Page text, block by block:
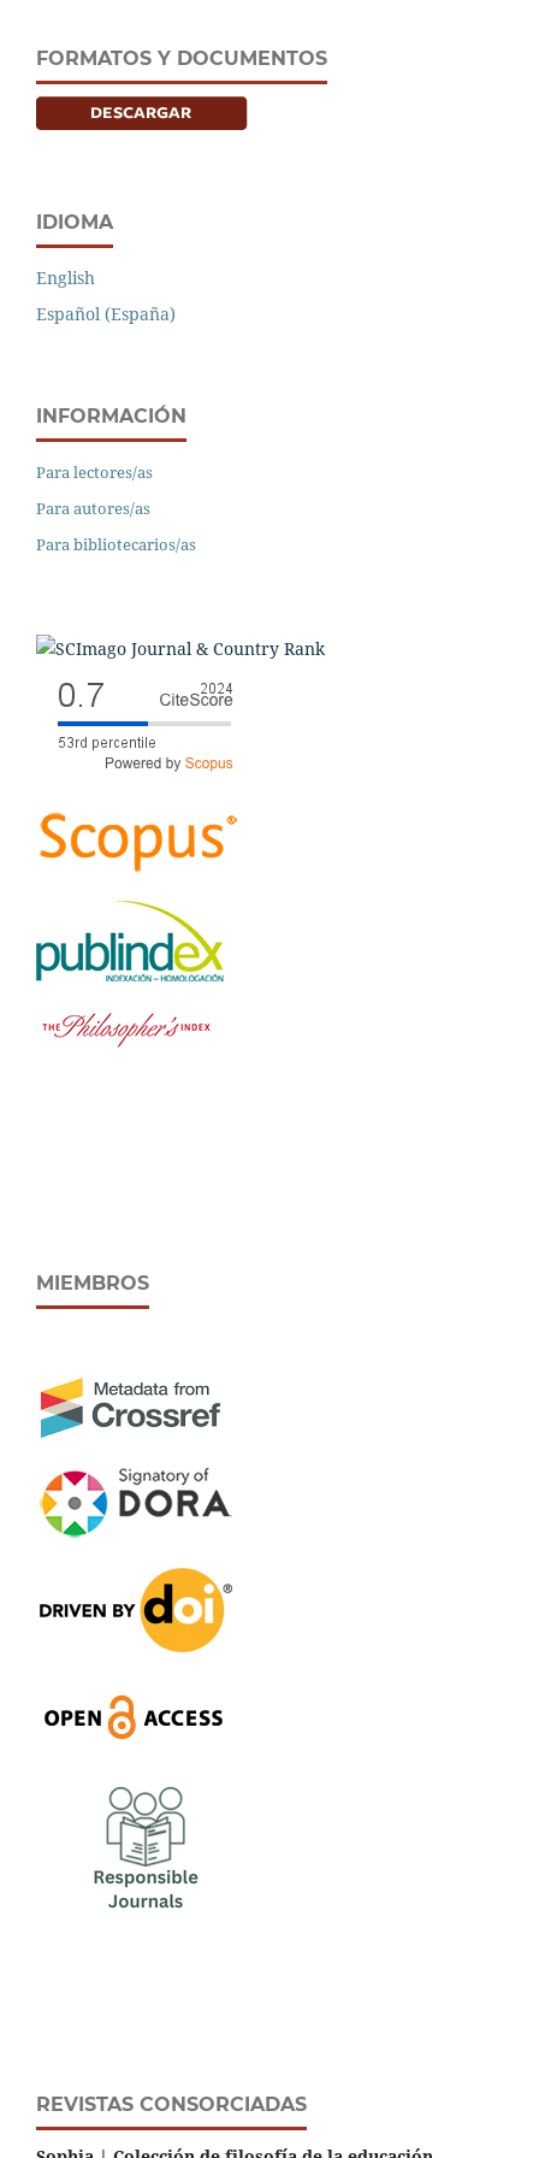
FORMATOS Y DOCUMENTOS
IDIOMA
English
Español (España)
INFORMACIÓN
Para lectores/as
Para autores/as
Para bibliotecarios/as
MIEMBROS
REVISTAS CONSORCIADAS